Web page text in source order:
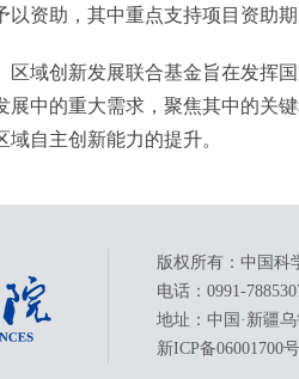
以资助，其中重点支持项目资助期
创新发展联合基金旨在发挥国
展中的重大需求，聚焦其中的关
域自主创新能力的提升。
版权所有：中国科
电话：0991-
地址：中国·新疆
新ICP备